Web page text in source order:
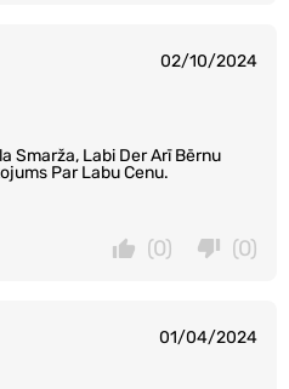
02/10/2024
Smarža, Labi Der Arī Bērnu
Par Labu Cenu.
(0)
(0)
01/04/2024